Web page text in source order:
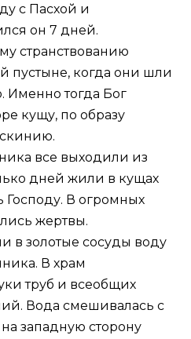
с Пасхой и
он 7 дней.
странствованию
пустыне, когда они шли
Именно тогда Бог
кущу, по образу
скинию.
все выходили из
дней жили в кущах
Господу. В огромных
жертвы.
в золотые сосуды воду
В храм
труб и всеобщих
Вода смешивалась с
западную сторону